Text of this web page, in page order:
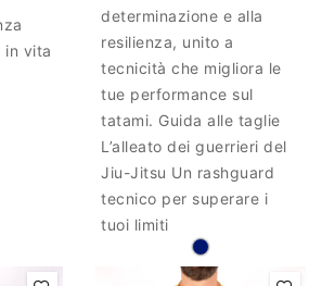
in vita
determinazione e alla
resilienza, unito a
tecnicità che migliora le
tue performance sul
tatami. Guida alle taglie
L’alleato dei guerrieri del
Jiu-Jitsu Un rashguard
tecnico per superare i
tuoi limiti